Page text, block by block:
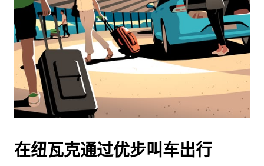
在纽瓦克通过优步叫车出行